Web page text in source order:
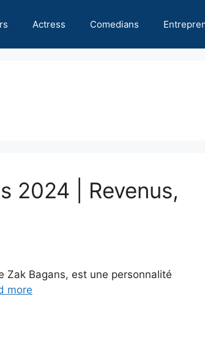
Actress Comedians
2024 | Revenus,
Zak Bagans, est une personnalité
more